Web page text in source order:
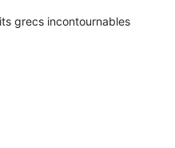
grecs incontournables